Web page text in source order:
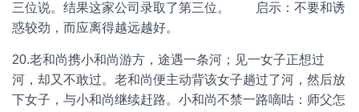
三位说。结果这家公司录取了第三位。 启示：不要和诱
惑较劲，而应离得越远越好。
20.老和尚携小和尚游方，途遇一条河；见一女子正想过
河，却又不敢过。老和尚便主动背该女子趟过了河，然后放
下女子，与小和尚继续赶路。小和尚不禁一路嘀咕：师父怎